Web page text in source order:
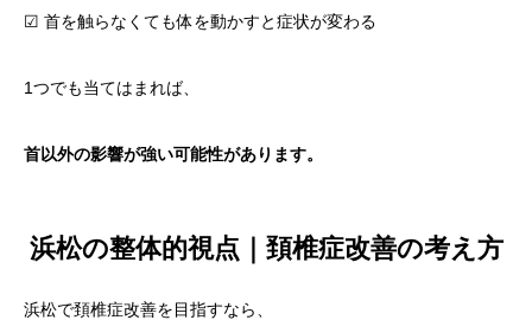
☑ 首を触らなくても体を動かすと症状が変わる
1つでも当てはまれば、
首以外の影響が強い可能性があります。
浜松の整体的視点｜頚椎症改善の考え方
浜松で頚椎症改善を目指すなら、